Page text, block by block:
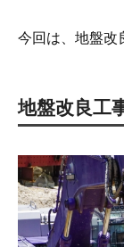
今回は、地盤改
地盤改良工